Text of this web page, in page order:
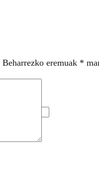
Beharrezko eremuak *